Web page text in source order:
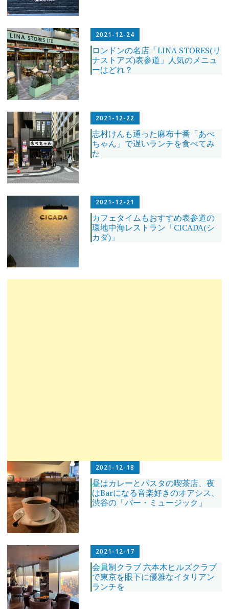
2021-12-24
ロンドンの名店「LINA STORES(リ
ナストアズ)表参道」人気のメニュ
ーはどれ？
2021-12-22
志村けんも通った麻布十番「あべ
ちゃん」で遅いランチを食べてみ
た
2021-12-21
カフェタイムもおすすめ表参道の
環地中海レストラン「CICADA(シ
カダ)」
2021-12-18
昼はカレーとパスタの喫茶店、夜
はBarになる音楽好きのオアシス、
渋谷の「バー・ミュージック」
2021-12-17
会員制クラブ 六本木ヒルズクラブ
で東京を眼下に優雅なイタリアン
ランチを